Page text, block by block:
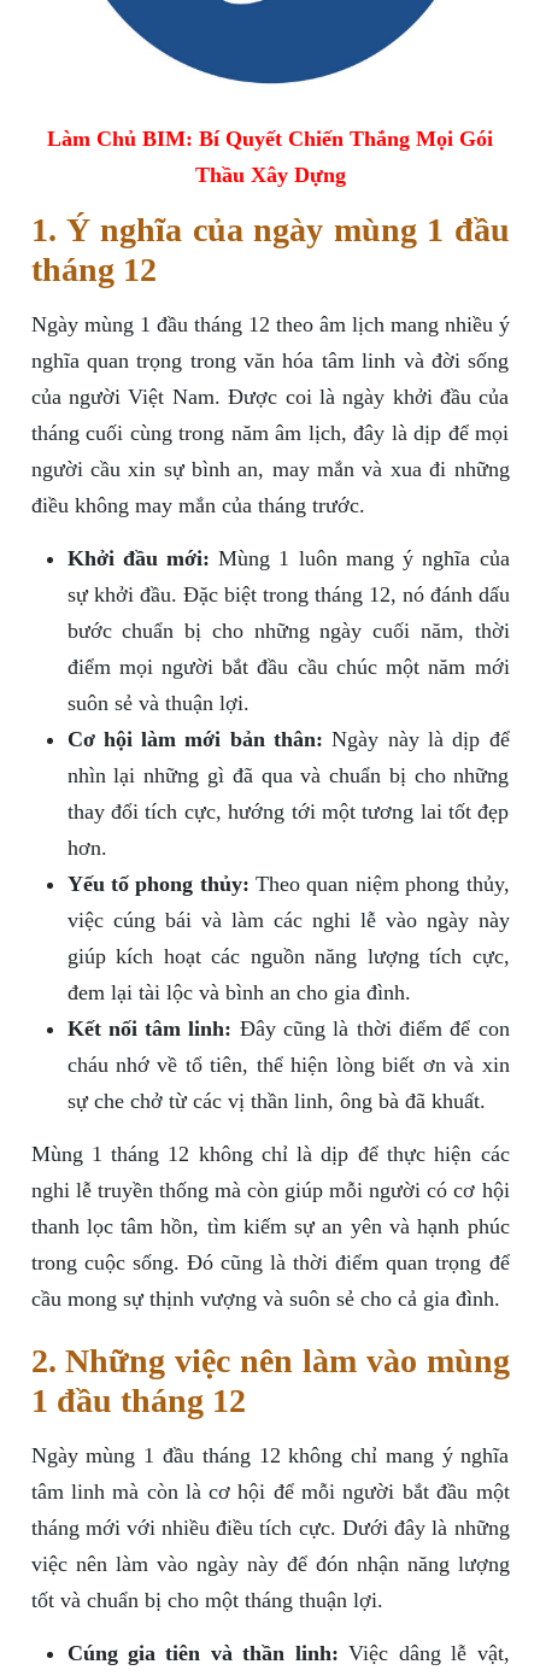
Làm Chủ BIM: Bí Quyết Chiến Thắng Mọi Gói
Thầu Xây Dựng
1. Ý nghĩa của ngày mùng 1 đầu
tháng 12
Ngày mùng 1 đầu tháng 12 theo âm lịch mang nhiều ý
nghĩa quan trọng trong văn hóa tâm linh và đời sống
của người Việt Nam. Được coi là ngày khởi đầu của
tháng cuối cùng trong năm âm lịch, đây là dịp để mọi
người cầu xin sự bình an, may mắn và xua đi những
điều không may mắn của tháng trước.
Khởi đầu mới: Mùng 1 luôn mang ý nghĩa của
sự khởi đầu. Đặc biệt trong tháng 12, nó đánh dấu
bước chuẩn bị cho những ngày cuối năm, thời
điểm mọi người bắt đầu cầu chúc một năm mới
suôn sẻ và thuận lợi.
Cơ hội làm mới bản thân: Ngày này là dịp để
nhìn lại những gì đã qua và chuẩn bị cho những
thay đổi tích cực, hướng tới một tương lai tốt đẹp
hơn.
Yếu tố phong thủy: Theo quan niệm phong thủy,
việc cúng bái và làm các nghi lễ vào ngày này
giúp kích hoạt các nguồn năng lượng tích cực,
đem lại tài lộc và bình an cho gia đình.
Kết nối tâm linh: Đây cũng là thời điểm để con
cháu nhớ về tổ tiên, thể hiện lòng biết ơn và xin
sự che chở từ các vị thần linh, ông bà đã khuất.
Mùng 1 tháng 12 không chỉ là dịp để thực hiện các
nghi lễ truyền thống mà còn giúp mỗi người có cơ hội
thanh lọc tâm hồn, tìm kiếm sự an yên và hạnh phúc
trong cuộc sống. Đó cũng là thời điểm quan trọng để
cầu mong sự thịnh vượng và suôn sẻ cho cả gia đình.
2. Những việc nên làm vào mùng
1 đầu tháng 12
Ngày mùng 1 đầu tháng 12 không chỉ mang ý nghĩa
tâm linh mà còn là cơ hội để mỗi người bắt đầu một
tháng mới với nhiều điều tích cực. Dưới đây là những
việc nên làm vào ngày này để đón nhận năng lượng
tốt và chuẩn bị cho một tháng thuận lợi.
Cúng gia tiên và thần linh: Việc dâng lễ vật,